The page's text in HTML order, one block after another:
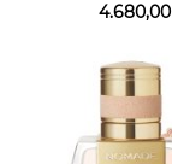
4.680,00